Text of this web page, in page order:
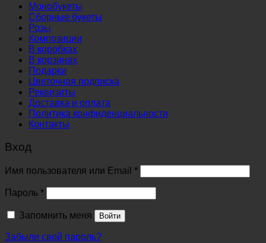
Монобукеты
Сборные букеты
Розы
Композиции
В коробках
В корзинах
Подарки
Цветочная подписка
Реквизиты
Доставка и оплата
Политика конфиденциальности
Контакты
Вход
Имя пользователя или Email *Обязательно
Пароль *Обязательно
Запомнить меня Войти
Забыли свой пароль?